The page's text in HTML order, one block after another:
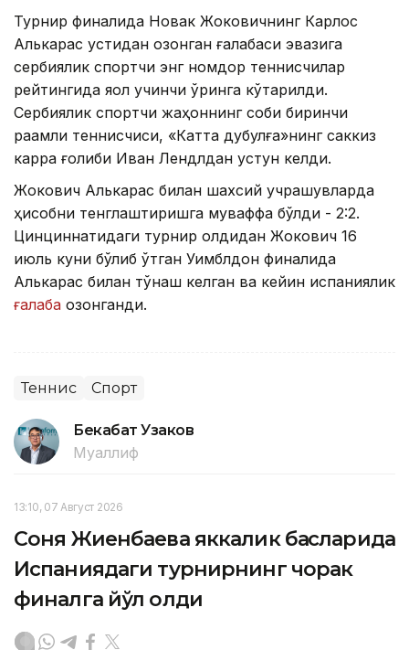
Турнир финалида Новак Жоковичнинг Карлос
Алькарас устидан қозонган ғалабаси эвазига
сербиялик спортчи энг номдор теннисчилар
рейтингида яққол учинчи ўринга кўтарилди.
Сербиялик спортчи жаҳоннинг собиқ биринчи
рақамли теннисчиси, «Катта дубулға»нинг саккиз
карра ғолиби Иван Лендлдан устун келди.
Жокович Алькарас билан шахсий учрашувларда
ҳисобни тенглаштиришга муваффақ бўлди - 2:2.
Цинциннатидаги турнир олдидан Жокович 16
июль куни бўлиб ўтган Уимблдон финалида
Алькарас билан тўқнаш келган ва кейин испаниялик
ғалаба қозонганди.
Теннис Спорт
Бекабат Узаков
Муаллиф
13:10, 07 Август 2026
Соня Жиенбаева яккалик баҳсларида
Испаниядаги турнирнинг чорак
финалга йўл олди